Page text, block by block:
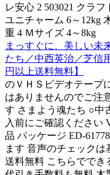
レ安心 2 503021 クラ
ユニチャーム 6～12kg
重 4 Ｍサイズ 4～8kg
まっすぐに、美しい未
たち／中西英治／芝信
円以上送料無料】
のＶＨＳビデオテープ
はありませんのでご注
す さまよう魂たち ○中
入前にご確認ください
品 パッケージ ED-
ます 音声のチェック
送料無料 こちらででき